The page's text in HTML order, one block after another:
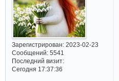
Зарегистрирован: 2023-02-23
Сообщений:5541
Последний визит:
Сегодня 17:37:36